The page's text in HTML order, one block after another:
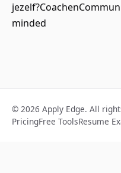
minded
© 2026 Apply Edge. All
PricingFree ToolsResume